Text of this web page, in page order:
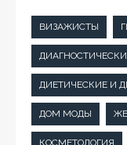
ВИЗАЖИСТЫ
ДИЕТИЧЕСКИЕ И
ДОМ МОДЫ
КОСМЕТОЛОГИЯ